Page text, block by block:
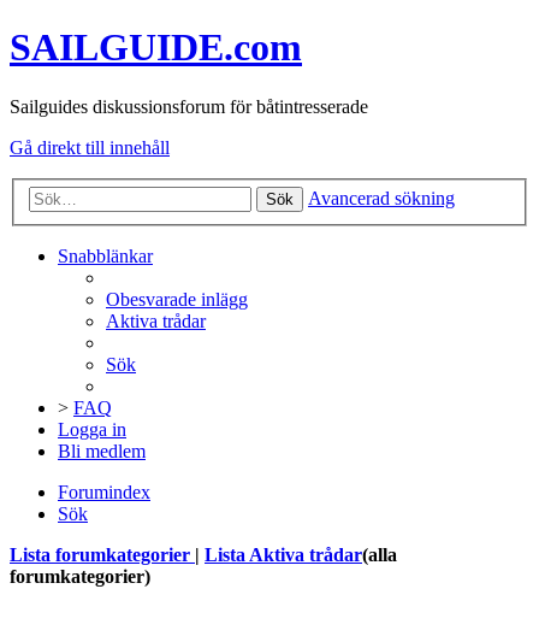
SAILGUIDE.com
Sailguides diskussionsforum för båtintresserade
Gå direkt till innehåll
Sök Avancerad sökning
Snabblänkar
Obesvarade inlägg
Aktiva trådar
Sök
> FAQ
Logga in
Bli medlem
Forumindex
Sök
Lista forumkategorier
Lista Aktiva trådar(alla
forumkategorier)